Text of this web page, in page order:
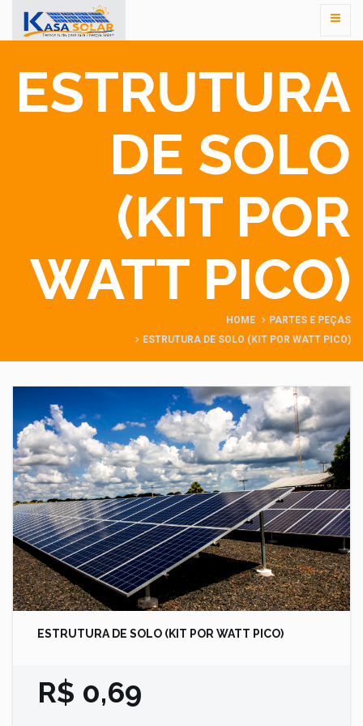
ESTRUTURA
DE SOLO
(KIT POR
WATT PICO)
HOME
PARTES E PEÇAS
ESTRUTURA DE SOLO (KIT POR WATT PICO)
ESTRUTURA DE SOLO (KIT POR WATT PICO)
R$ 0,69